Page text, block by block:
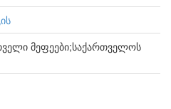
მეფეები;საქართველოს